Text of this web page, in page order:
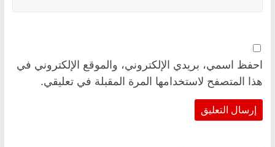
احفظ اسمي، بريدي الإلكتروني، والموقع الإلكتروني في
هذا المتصفح لاستخدامها المرة المقبلة في تعليقي.